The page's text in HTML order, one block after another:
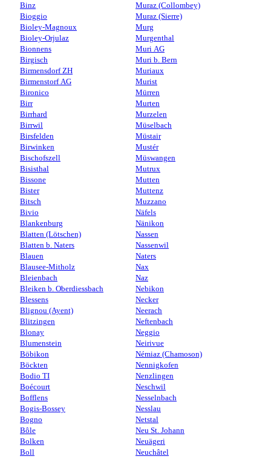
Binz
Bioggio
Bioley-Magnoux
Bioley-Orjulaz
Bionnens
Birgisch
Birmensdorf ZH
Birmenstorf AG
Bironico
Birr
Birrhard
Birrwil
Birsfelden
Birwinken
Bischofszell
Bisisthal
Bissone
Bister
Bitsch
Bivio
Blankenburg
Blatten (Lötschen)
Blatten b. Naters
Blauen
Blausee-Mitholz
Bleienbach
Bleiken b. Oberdiessbach
Blessens
Blignou (Ayent)
Blitzingen
Blonay
Blumenstein
Böbikon
Böckten
Bodio TI
Boécourt
Bofflens
Bogis-Bossey
Bogno
Bôle
Bolken
Boll
Muraz (Collombey)
Muraz (Sierre)
Murg
Murgenthal
Muri AG
Muri b. Bern
Muriaux
Murist
Mürren
Murten
Murzelen
Müselbach
Müstair
Mustér
Müswangen
Mutrux
Mutten
Muttenz
Muzzano
Näfels
Nänikon
Nassen
Nassenwil
Naters
Nax
Naz
Nebikon
Necker
Neerach
Neftenbach
Neggio
Neirivue
Némiaz (Chamoson)
Nennigkofen
Nenzlingen
Neschwil
Nesselnbach
Nesslau
Netstal
Neu St. Johann
Neuägeri
Neuchâtel